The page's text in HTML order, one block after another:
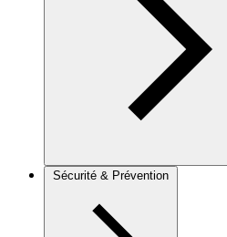
Sécurité & Prévention